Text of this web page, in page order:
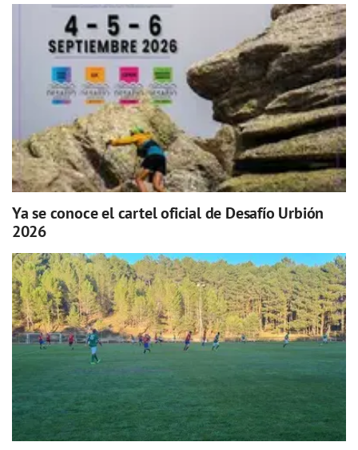
Ya se conoce el cartel oficial de Desafío Urbión
2026